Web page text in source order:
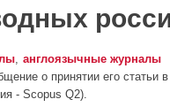
англоязычные журналы
о принятии его
- Scopus Q2).